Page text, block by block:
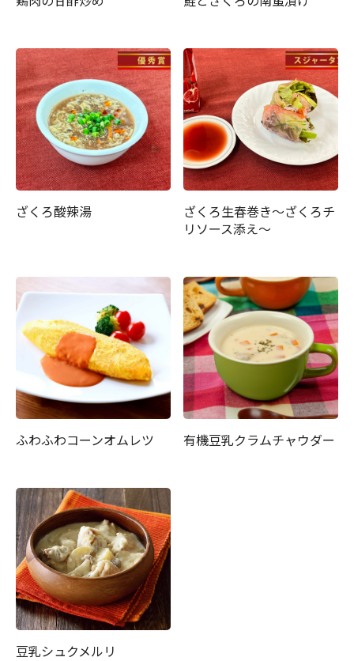
ざくろ酸辣湯
ざくろ生春巻き～ざくろチ
リソース添え～
ふわふわコーンオムレツ 有機豆乳クラムチャウダー
豆乳シュクメルリ